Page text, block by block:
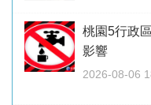
桃園5行政
影響
2026-08-06